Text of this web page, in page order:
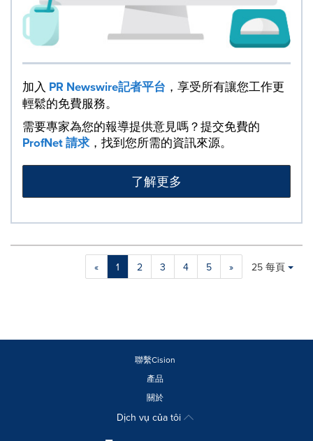
加入 PR Newswire記者平台 ，享受所有讓您工作更
輕鬆的免費服務。
需要專家為您的報導提供意見嗎？提交免費的
ProfNet 請求 ，找到您所需的資訊來源。
了解更多
« 1 2 3 4 5 »
Making
will
Items per page:
25 每頁
聯繫Cision
產品
關於
Dịch vụ của tôi